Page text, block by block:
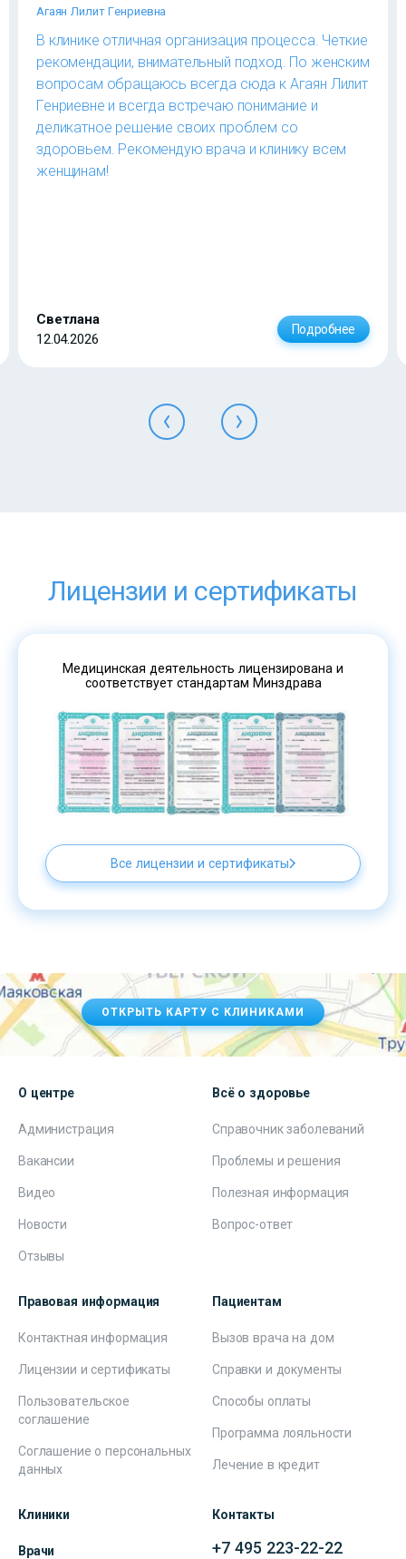
Агаян Лилит Генриевна
В клинике отличная организация процесса. Четкие
рекомендации, внимательный подход. По женским
вопросам обращаюсь всегда сюда к Агаян Лилит
Генриевне и всегда встречаю понимание и
деликатное решение своих проблем со
здоровьем. Рекомендую врача и клинику всем
женщинам!
Светлана
12.04.2026
Подробнее
Лицензии и сертификаты
Медицинская деятельность лицензирована и
соответствует стандартам Минздрава
Все лицензии и сертификаты
ОТКРЫТЬ КАРТУ С КЛИНИКАМИ
О центре
Администрация
Вакансии
Видео
Новости
Отзывы
Всё о здоровье
Справочник заболеваний
Проблемы и решения
Полезная информация
Вопрос-ответ
Правовая информация
Контактная информация
Лицензии и сертификаты
Пользовательское
соглашение
Соглашение о персональных
данных
Пациентам
Вызов врача на дом
Справки и документы
Способы оплаты
Программа лояльности
Лечение в кредит
Клиники
Врачи
Контакты
+7 495 223-22-22